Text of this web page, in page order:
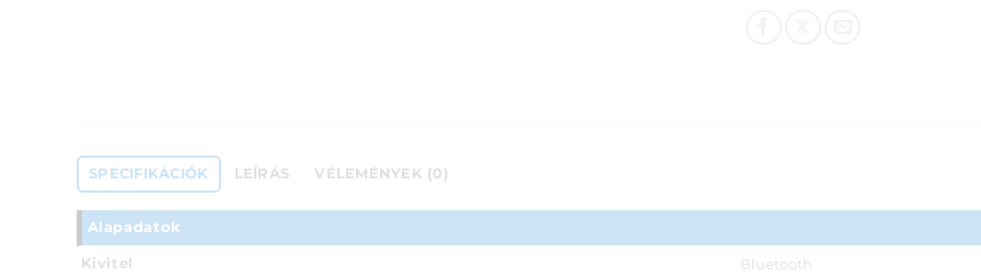
SPECIFIKÁCIÓK LEÍRÁS VÉLEMÉNYEK (0)
Alapadatok
Kivitel Bluetooth